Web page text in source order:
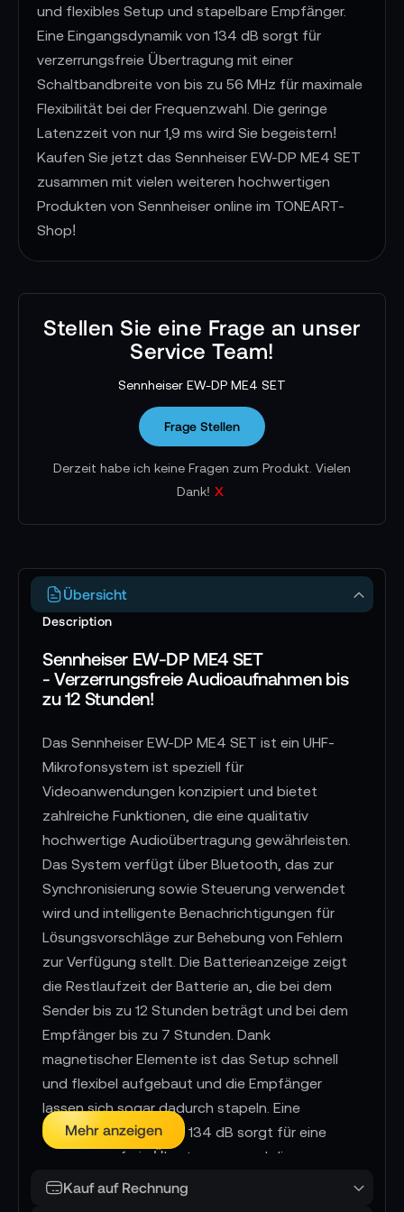
und flexibles Setup und stapelbare Empfänger.
Eine Eingangsdynamik von 134 dB sorgt für
verzerrungsfreie Übertragung mit einer
Schaltbandbreite von bis zu 56 MHz für maximale
Flexibilität bei der Frequenzwahl. Die geringe
Latenzzeit von nur 1,9 ms wird Sie begeistern!
Kaufen Sie jetzt das Sennheiser EW-DP ME4 SET
zusammen mit vielen weiteren hochwertigen
Produkten von Sennheiser online im TONEART-
Shop!
Stellen Sie eine Frage an unser
Service Team!
Sennheiser EW-DP ME4 SET
Frage Stellen
Derzeit habe ich keine Fragen zum Produkt. Vielen
Dank! x
Übersicht
Description
Sennheiser EW-DP ME4 SET
- Verzerrungsfreie Audioaufnahmen bis
zu 12 Stunden!
Das Sennheiser EW-DP ME4 SET ist ein UHF-
Mikrofonsystem ist speziell für
Videoanwendungen konzipiert und bietet
zahlreiche Funktionen, die eine qualitativ
hochwertige Audioübertragung gewährleisten.
Das System verfügt über Bluetooth, das zur
Synchronisierung sowie Steuerung verwendet
wird und intelligente Benachrichtigungen für
Lösungsvorschläge zur Behebung von Fehlern
zur Verfügung stellt. Die Batterieanzeige zeigt
die Restlaufzeit der Batterie an, die bei dem
Sender bis zu 12 Stunden beträgt und bei dem
Empfänger bis zu 7 Stunden. Dank
magnetischer Elemente ist das Setup schnell
und flexibel aufgebaut und die Empfänger
lassen sich sogar dadurch stapeln. Eine
Eingangsdynamik von 134 dB sorgt für eine
verzerrungsfreie Übertragung und die
Schaltbandbreite von bis zu 56 MHz bietet
Mehr anzeigen
Kauf auf Rechnung